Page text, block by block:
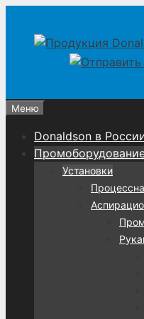
содержимому
содержимому
Меню
Donaldson в
Установки